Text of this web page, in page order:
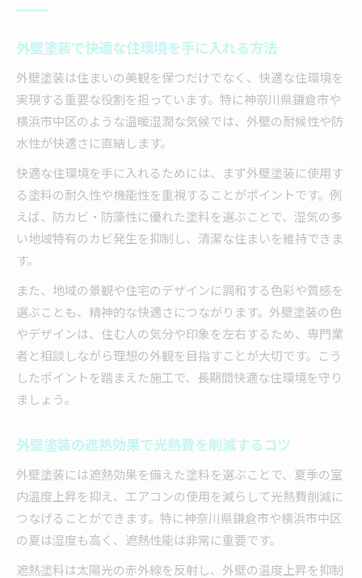
外壁塗装で快適な住環境を手に入れる方法
外壁塗装は住まいの美観を保つだけでなく、快適な住環境を
実現する重要な役割を担っています。特に神奈川県鎌倉市や
横浜市中区のような温暖湿潤な気候では、外壁の耐候性や防
水性が快適さに直結します。
快適な住環境を手に入れるためには、まず外壁塗装に使用す
る塗料の耐久性や機能性を重視することがポイントです。例
えば、防カビ・防藻性に優れた塗料を選ぶことで、湿気の多
い地域特有のカビ発生を抑制し、清潔な住まいを維持できま
す。
また、地域の景観や住宅のデザインに調和する色彩や質感を
選ぶことも、精神的な快適さにつながります。外壁塗装の色
やデザインは、住む人の気分や印象を左右するため、専門業
者と相談しながら理想の外観を目指すことが大切です。こう
したポイントを踏まえた施工で、長期間快適な住環境を守り
ましょう。
外壁塗装の遮熱効果で光熱費を削減するコツ
外壁塗装には遮熱効果を備えた塗料を選ぶことで、夏季の室
内温度上昇を抑え、エアコンの使用を減らして光熱費削減に
つなげることができます。特に神奈川県鎌倉市や横浜市中区
の夏は湿度も高く、遮熱性能は非常に重要です。
遮熱塗料は太陽光の赤外線を反射し、外壁の温度上昇を抑制